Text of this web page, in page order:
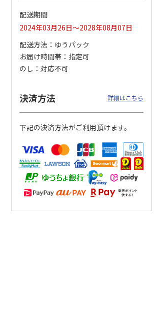
地ラ
ー
置きセット 21cm 干
支箸 ポムポムプ
1,320円
(送料別・税込)
配送期間
2024年03月26日～2028年08月07日
配送方法
ゆうパック
お届け時間帯
指定可
のし
対応不可
決済方法 詳細はこちら
下記の決済方法がご利用頂けます。